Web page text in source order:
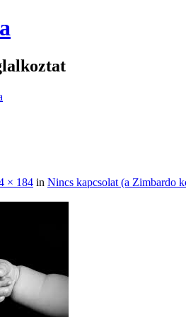
× 184 in Nincs kapcsolat (a Zimbardo